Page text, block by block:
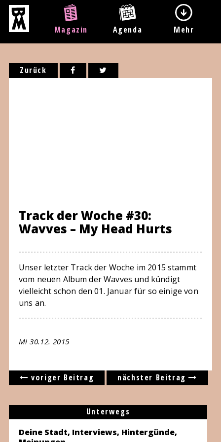
Magazin Agenda Mehr
Zurück
Track der Woche #30:
Wavves – My Head Hurts
Unser letzter Track der Woche im 2015 stammt
vom neuen Album der Wavves und kündigt
vielleicht schon den 01. Januar für so einige von
uns an.
Mi 30.12. 2015
voriger Beitrag nächster Beitrag
Unterwegs
Deine Stadt, Interviews, Hintergünde,